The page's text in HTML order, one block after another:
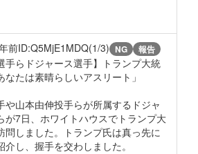
前ID:Q5MjE1MDQ(1/3) NG 報告
手らドジャース選手】トランプ大統
なたは素晴らしいアスリート」
や山本由伸投手らが所属するドジャ
が7日、ホワイトハウスでトランプ大
問しました。トランプ氏は真っ先に
介し、握手を交わしました。